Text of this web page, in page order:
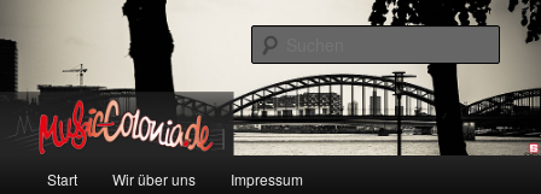
Inhalt
wechseln
sekundären
Inhalt
wechselnmusic-colonia
Colonia und Musik!
Start Wir über uns Impressum